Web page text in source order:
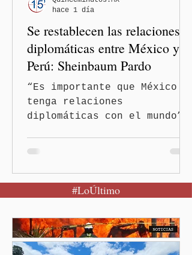
discriminatorios hacia
hombres y personas adultas
mayores.
Se restablecen las relaciones
diplomáticas entre México y
Perú: Sheinbaum Pardo
“Es importante que México
tenga relaciones
diplomáticas con el mundo”,
Sheinbaum Pardo anunció el
restablecimiento de las
entre los gobiernos de
México y Perú. “Es
importante que más allá de
hace 1 día
#LoÚltimo